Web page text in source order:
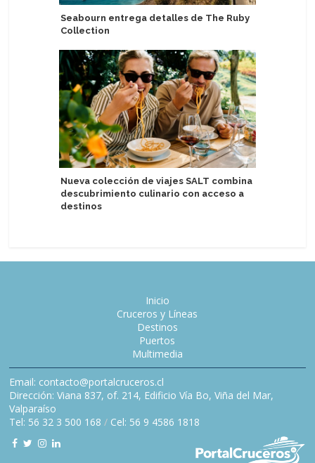
Seabourn entrega detalles de The Ruby
Collection
Nueva colección de viajes SALT combina
descubrimiento culinario con acceso a
destinos
Inicio
Cruceros y Líneas
Destinos
Puertos
Multimedia
Email: contacto@portalcruceros.cl
Dirección: Viana 837, of. 214, Edificio Vía Bo, Viña del Mar,
Valparaíso
Tel: 56 32 3 500 168 / Cel: 56 9 4586 1818